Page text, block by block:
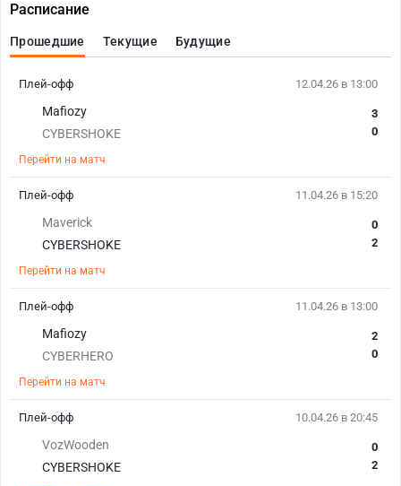
Расписание
Прошедшие Текущие Будущие
12.04.26 в 13:00
Mafiozy
CYBERSHOKE
3
0
Перейти на матч
Плей-офф
11.04.26 в 15:20
Maverick
CYBERSHOKE
0
2
Перейти на матч
Плей-офф
11.04.26 в 13:00
Mafiozy
CYBERHERO
2
0
Перейти на матч
Плей-офф
10.04.26 в 20:45
VozWooden
CYBERSHOKE
0
2
Плей-офф